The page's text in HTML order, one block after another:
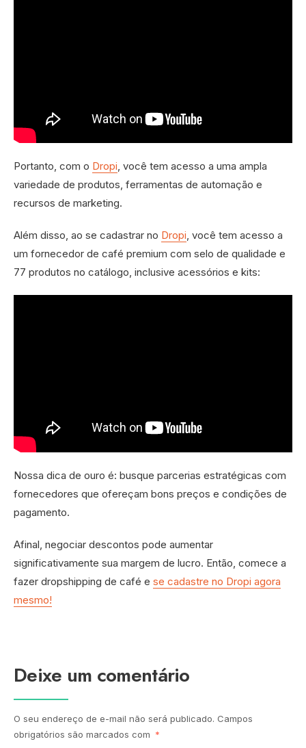
Portanto, com o Dropi, você tem acesso a uma ampla
variedade de produtos, ferramentas de automação e
recursos de marketing.
Além disso, ao se cadastrar no Dropi, você tem acesso a
um fornecedor de café premium com selo de qualidade e
77 produtos no catálogo, inclusive acessórios e kits:
Nossa dica de ouro é: busque parcerias estratégicas com
fornecedores que ofereçam bons preços e condições de
pagamento.
Afinal, negociar descontos pode aumentar
significativamente sua margem de lucro. Então, comece a
fazer dropshipping de café e se cadastre no Dropi agora
mesmo!
Deixe um comentário
O seu endereço de e-mail não será publicado. Campos
obrigatórios são marcados com *